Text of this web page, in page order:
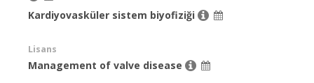
Kardiyovasküler sistem biyofiziği
Lisans
Management of valve disease